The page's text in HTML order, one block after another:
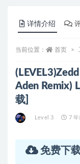
详情介绍
当前位置： 首页
Aden Remix)
载]
Level 3 7 年
免费下